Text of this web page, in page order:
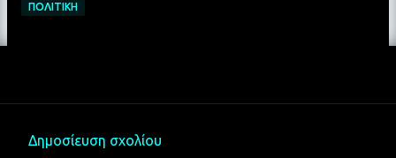
ΠΟΛΙΤΙΚΉ
Δημοσίευση σχολίου